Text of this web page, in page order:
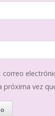
correo
próxima vez